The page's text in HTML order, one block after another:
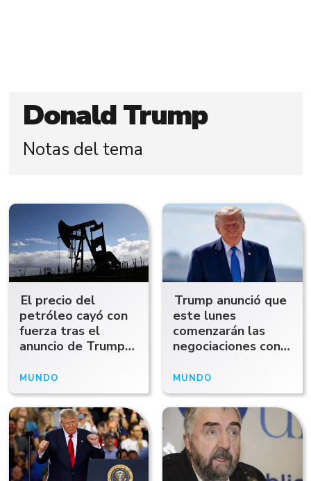
Donald Trump
Notas del tema
El precio del
petróleo cayó con
fuerza tras el
anuncio de Trump
negociaciones con
Irán
MUNDO
Trump anunció que
este lunes
comenzarán las
negociaciones con
un ataque militar
MUNDO